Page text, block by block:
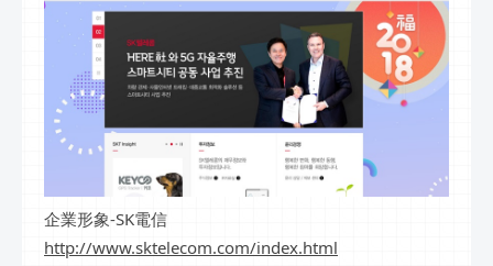
企業形象-SK電信
http://www.sktelecom.com/index.html